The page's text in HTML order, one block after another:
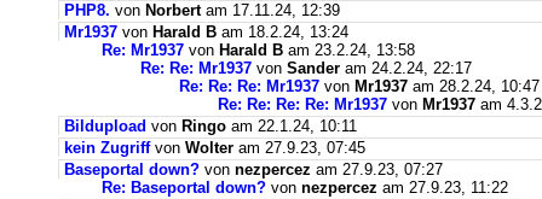
PHP8. von Norbertam 17.11.24, 12:39
Mr1937 von Harald B am 18.2.24, 13:24
Re: Mr1937 von Harald B am 23.2.24, 13:58
Re: Re: Mr1937 von Sander am 24.2.24, 22:17
Re: Re: Re: Mr1937 von Mr1937 am 28.2.24, 10:47
Re: Re: Re: Re: Mr1937 von Mr1937 am
Bildupload von Ringo am 22.1.24, 10:11
kein Zugriffvon Wolter am 27.9.23, 07:45
Baseportal down? von nezpercez am 27.9.23, 07:27
Re: Baseportal down? von nezpercez am 27.9.23, 11:22